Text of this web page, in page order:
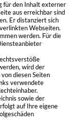
für den Inhalt externer
aus erreichbar sind
Er distanziert sich
Webseiten.
werden. Für die
wird der
diesen Seiten
verwendete
sowie der
auf Ihre eigene